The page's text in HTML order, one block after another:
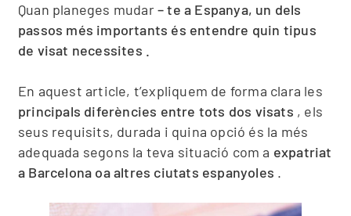
Quan planeges mudar– te a Espanya, un dels
passos més importants és entendre quin tipus
de visat necessites .
En aquest article, t’expliquem de forma clara les
principals diferències entre tots dos visats , els
seus requisits, durada i quina opció és la més
adequada segons la teva situació com a expatriat
a Barcelona oa altres ciutats espanyoles .